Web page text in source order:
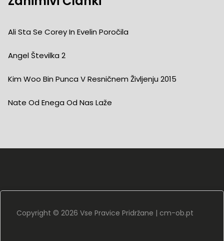
Ali Sta Se Corey In Evelin Poročila
Angel Številka 2
Kim Woo Bin Punca V Resničnem Življenju 2015
Nate Od Enega Od Nas Laže
Copyright © 2026 Vse Pravice Pridržane | cm-ob.pt